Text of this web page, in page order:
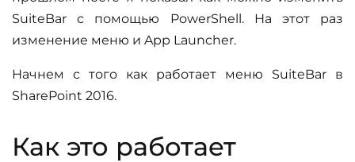
SuiteBar с помощью PowerShell. На этот раз
изменение меню и App Launcher.
Начнем с того как работает меню SuiteBar в
SharePoint 2016.
Как это работает